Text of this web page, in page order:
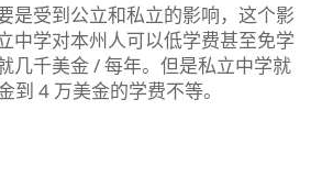
是受到公立和私立的影响，这个影
中学对本州人可以低学费甚至免学
几千美金 / 每年。但是私立中学就
到 4 万美金的学费不等。